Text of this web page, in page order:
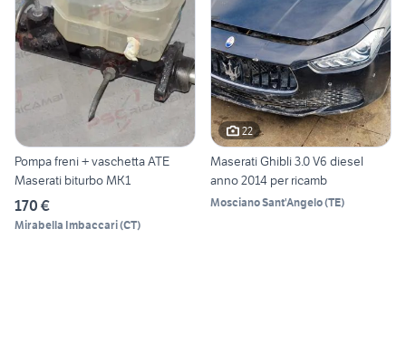
Pompa freni + vaschetta ATE
Maserati biturbo MK1
170 €
Mirabella Imbaccari(CT)
22
Maserati Ghibli 3.0 V6 diesel
anno 2014 per ricamb
Mosciano Sant'Angelo(TE)